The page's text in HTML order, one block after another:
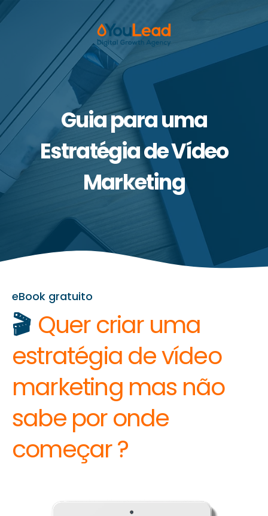
Guia para uma
Estratégia de Vídeo
Marketing
eBook gratuito
🎬 Quer criar uma
estratégia de vídeo
marketing mas não
sabe por onde
começar ?